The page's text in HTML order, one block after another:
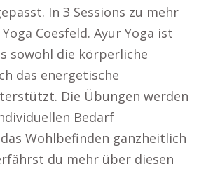
In 3 Sessions zu mehr
Coesfeld. Ayur Yoga ist
sowohl die körperliche
das energetische
Die Übungen werden
Bedarf
Wohlbefinden ganzheitlich
du mehr über diesen